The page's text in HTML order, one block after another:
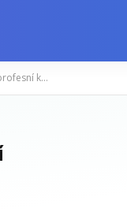
kurzy
Výživový poradce - zkouška z profesní kvalifikace (PK 69-042-N)